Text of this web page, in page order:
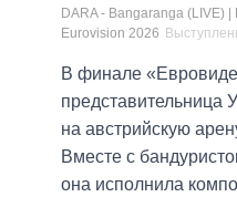
DARA - Bangaranga (LIVE)
Eurovision 2026
В финале
на австрийскую
Вместе с
она исполнила